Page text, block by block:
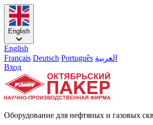
English
English
Français Deutsch Português العربية
Вход
Оборудование для нефтяных и газовых